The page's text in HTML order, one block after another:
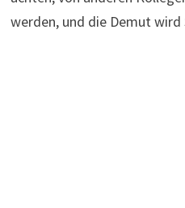
werden, und die Demut wird